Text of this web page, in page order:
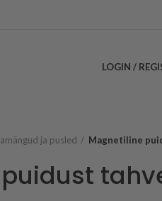
LOGIN /
ja pusled Magnetiline